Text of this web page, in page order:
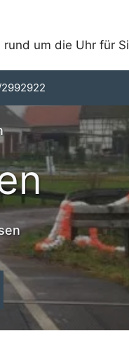
um die Uhr für